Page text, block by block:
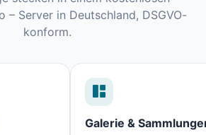
– Server in Deutschland, DSGVO-
konform.
Galerie &